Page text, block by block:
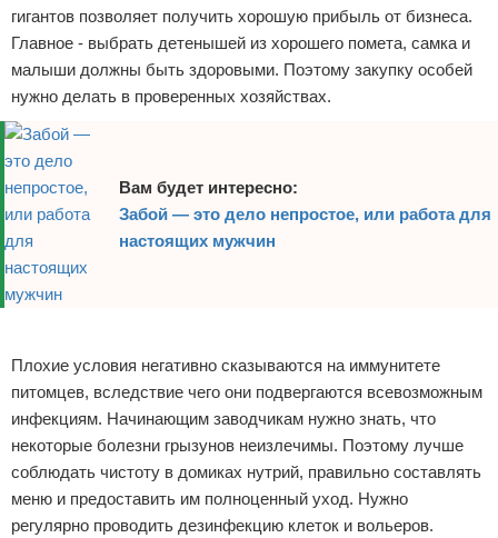
гигантов позволяет получить хорошую прибыль от бизнеса.
Главное - выбрать детенышей из хорошего помета, самка и
малыши должны быть здоровыми. Поэтому закупку особей
нужно делать в проверенных хозяйствах.
Вам будет интересно:
Забой — это дело непростое, или работа для
настоящих мужчин
Плохие условия негативно сказываются на иммунитете
питомцев, вследствие чего они подвергаются всевозможным
инфекциям. Начинающим заводчикам нужно знать, что
некоторые болезни грызунов неизлечимы. Поэтому лучше
соблюдать чистоту в домиках нутрий, правильно составлять
меню и предоставить им полноценный уход. Нужно
регулярно проводить дезинфекцию клеток и вольеров.